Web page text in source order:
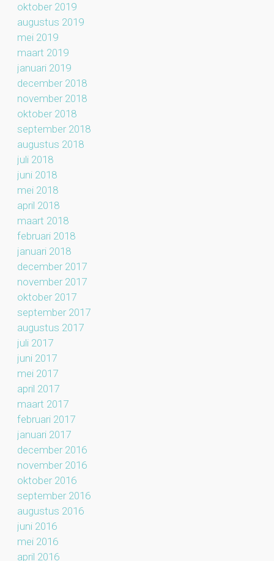
oktober 2019
augustus 2019
mei 2019
maart 2019
januari 2019
december 2018
november 2018
oktober 2018
september 2018
augustus 2018
juli 2018
juni 2018
mei 2018
april 2018
maart 2018
februari 2018
januari 2018
december 2017
november 2017
oktober 2017
september 2017
augustus 2017
juli 2017
juni 2017
mei 2017
april 2017
maart 2017
februari 2017
januari 2017
december 2016
november 2016
oktober 2016
september 2016
augustus 2016
juni 2016
mei 2016
april 2016